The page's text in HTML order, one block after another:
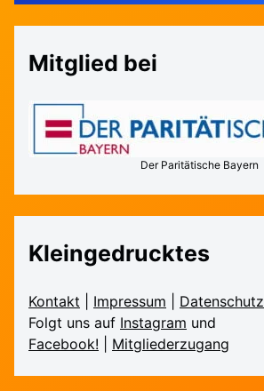
Mitglied bei
Der Paritätische Bayern
Kleingedrucktes
Kontakt Impressum
Daten­schutz
Folgt uns auf Instagram und
Facebook!
Mitglieder­zugang